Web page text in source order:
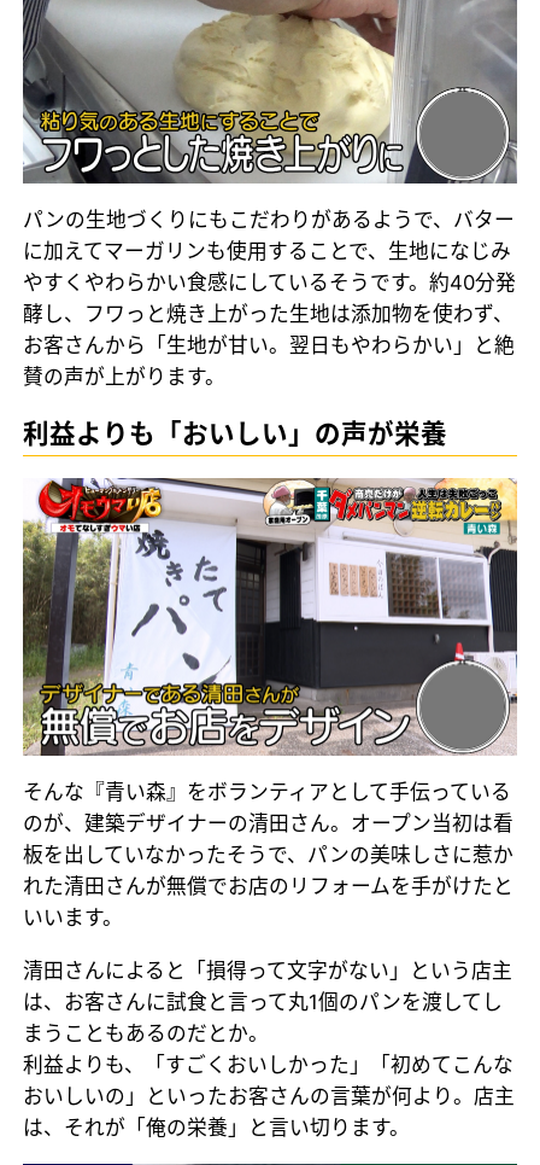
パンの生地づくりにもこだわりがあるようで、バター
に加えてマーガリンも使用することで、生地になじみ
やすくやわらかい食感にしているそうです。約40分発
酵し、フワっと焼き上がった生地は添加物を使わず、
お客さんから「生地が甘い。翌日もやわらかい」と絶
賛の声が上がります。
利益よりも「おいしい」の声が栄養
そんな『青い森』をボランティアとして手伝っている
のが、建築デザイナーの清田さん。オープン当初は看
板を出していなかったそうで、パンの美味しさに惹か
れた清田さんが無償でお店のリフォームを手がけたと
いいます。
清田さんによると「損得って文字がない」という店主
は、お客さんに試食と言って丸1個のパンを渡してし
まうこともあるのだとか。
利益よりも、「すごくおいしかった」「初めてこんな
おいしいの」といったお客さんの言葉が何より。店主
は、それが「俺の栄養」と言い切ります。